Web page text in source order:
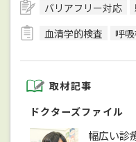
バリアフリー対応
血清学的検査
呼
取材記事
ドクターズファイル
幅広い診